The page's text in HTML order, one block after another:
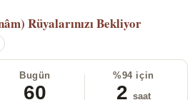
Rüyalarınızı Bekliyor
Bugün
60
%94 için
2 saat